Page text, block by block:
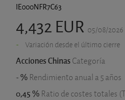
IE000NFR7C63
4,432 EUR 05/08/2026
- Variación desde el último cierre
Acciones Chinas Categoría
- % Rendimiento anual a 5 años
0,45 % Ratio de costes totales